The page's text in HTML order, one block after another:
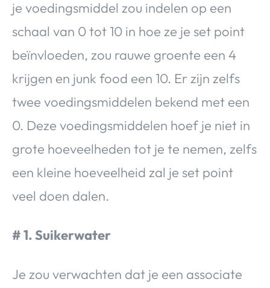
je voedingsmiddel zou indelen op een
schaal van 0 tot 10 in hoe ze je set point
beïnvloeden, zou rauwe groente een 4
krijgen en junk food een 10. Er zijn zelfs
twee voedingsmiddelen bekend met een
0. Deze voedingsmiddelen hoef je niet in
grote hoeveelheden tot je te nemen, zelfs
een kleine hoeveelheid zal je set point
veel doen dalen.
# 1. Suikerwater
Je zou verwachten dat je een associate